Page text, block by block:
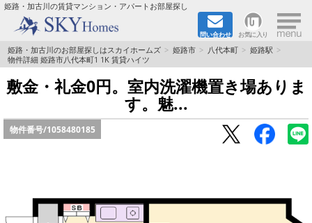
姫路・加古川の賃貸マンション・アパートお部屋探し
問い合わせ お気に入り ×
TOPページ
都市ガス·オール電化
☆新築物件☆
☆ネット無料☆
姫路・加古川のお部屋探しはスカイホームズ 姫路市 八代本町
姫路駅
物件詳細 姫路市八代本町1 1K 賃貸ハイツ
敷金・礼金0円。室内洗濯機置き場ありま
す。魅...
物件番号/1058480185